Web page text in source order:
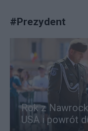
#Prezydent
Rok z
USA i powrót